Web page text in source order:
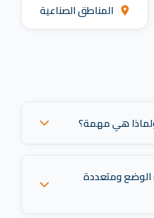
المناطق الصناعية
هي مهمة؟
شبكة اتصالات شاملة.
الإدارة، وتدعم الترقيات
الوضع ومتعددة